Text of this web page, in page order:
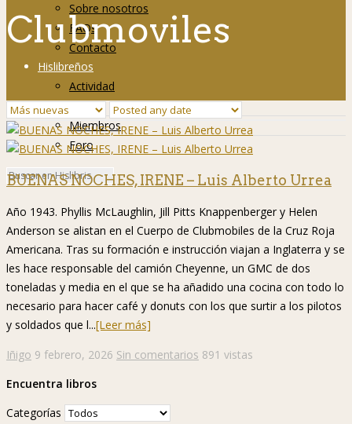
Sobre nosotros
FAQs
Contacto
Hislibreños
Actividad
Grupos
Miembros
Foro
Clubmoviles
BUENAS NOCHES, IRENE – Luis Alberto Urrea
Año 1943. Phyllis McLaughlin, Jill Pitts Knappenberger y Helen
Anderson se alistan en el Cuerpo de Clubmobiles de la Cruz Roja
Americana. Tras su formación e instrucción viajan a Inglaterra y se
les hace responsable del camión Cheyenne, un GMC de dos
toneladas y media en el que se ha añadido una cocina con todo lo
necesario para hacer café y donuts con los que surtir a los pilotos
y soldados que l...[Leer más]
Iñigo 9 febrero, 2026 Sin comentarios 891 vistas
Encuentra libros
Categorías